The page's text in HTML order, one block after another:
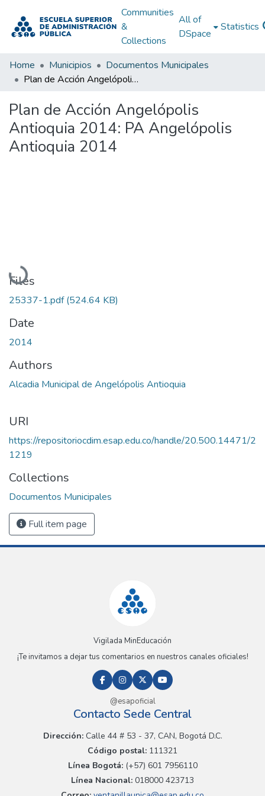
Communities
&
Collections
All of
DSpace
Statistics
Home Municipios
Documentos Municipales
Plan de Acción Angelópolis Antioquia 2014: PA Angelópolis Antioquia 2014
Plan de Acción Angelópolis
Antioquia 2014: PA Angelópolis
Antioquia 2014
Loading...
Files
25337-1.pdf(524.64 KB)
Date
2014
Authors
Alcadia Municipal de Angelópolis Antioquia
URI
https://repositoriocdim.esap.edu.co/handle/20.500.14471/2
1219
Collections
Documentos Municipales
Full item page
Vigilada MinEducación
¡Te invitamos a dejar tus comentarios en nuestros canales oficiales!
@esapoficial
Contacto Sede Central
Dirección:Calle 44 # 53 - 37, CAN, Bogotá D.C.
Código postal: 111321
Línea Bogotá:(+57) 601 7956110
Línea Nacional: 018000 423713